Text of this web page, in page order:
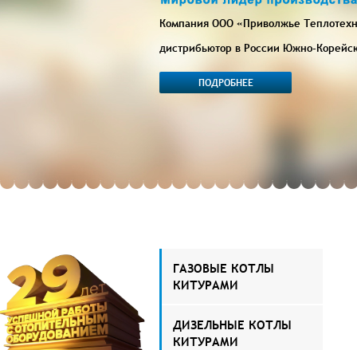
Компания ООО «Приволжье
дистрибьютор в России Южно-
ПОДРОБНЕЕ
ГАЗОВЫЕ КОТЛЫ
КИТУРАМИ
ДИЗЕЛЬНЫЕ КОТЛЫ
КИТУРАМИ